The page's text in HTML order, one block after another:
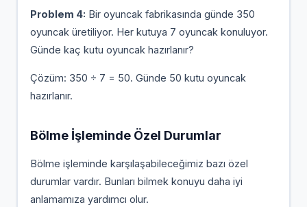
Problem 4: Bir oyuncak fabrikasında günde 350
oyuncak üretiliyor. Her kutuya 7 oyuncak konuluyor.
Günde kaç kutu oyuncak hazırlanır?
Çözüm: 350 ÷ 7 = 50. Günde 50 kutu oyuncak
hazırlanır.
Bölme İşleminde Özel Durumlar
Bölme işleminde karşılaşabileceğimiz bazı özel
durumlar vardır. Bunları bilmek konuyu daha iyi
anlamamıza yardımcı olur.